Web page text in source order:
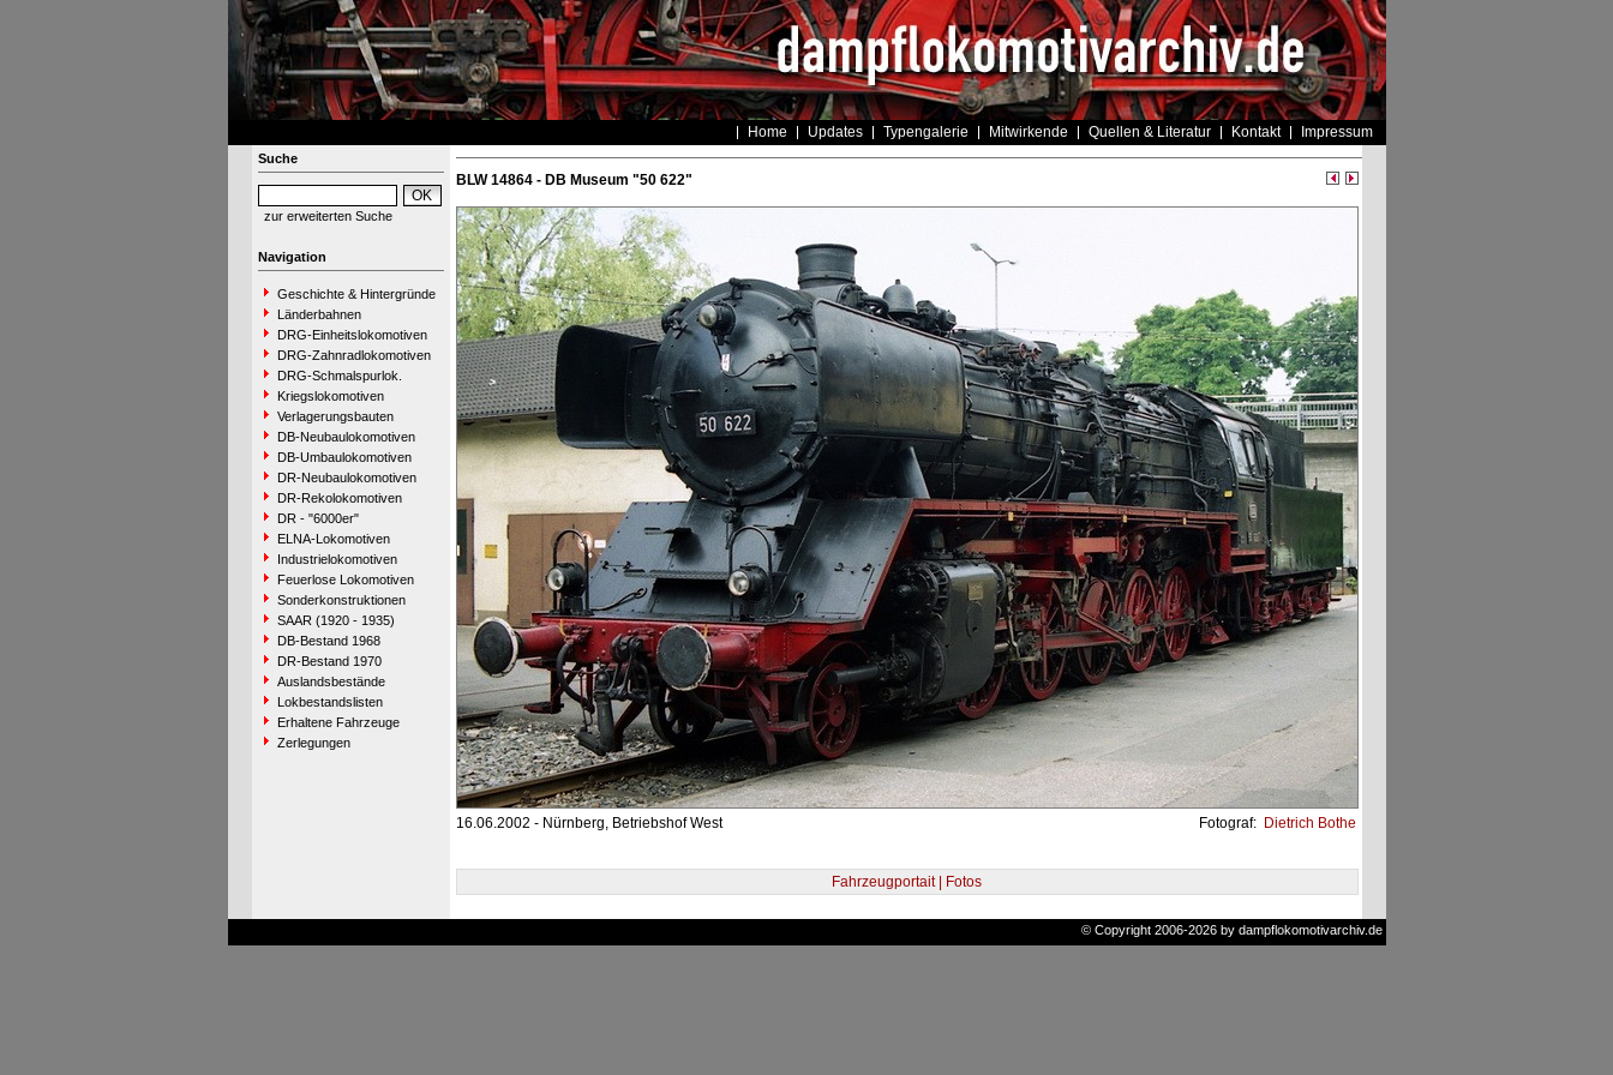
Home Updates Typengalerie Mitwirkende Quellen & Literatur Kontakt Impressum
Suche
zur erweiterten Suche
Navigation
Geschichte & Hintergründe
Länderbahnen
DRG-Einheitslokomotiven
DRG-Zahnradlokomotiven
DRG-Schmalspurlok.
Kriegslokomotiven
Verlagerungsbauten
DB-Neubaulokomotiven
DB-Umbaulokomotiven
DR-Neubaulokomotiven
DR-Rekolokomotiven
DR - "6000er"
ELNA-Lokomotiven
Industrielokomotiven
Feuerlose Lokomotiven
Sonderkonstruktionen
SAAR (1920 - 1935)
DB-Bestand 1968
DR-Bestand 1970
Auslandsbestände
Lokbestandslisten
Erhaltene Fahrzeuge
Zerlegungen
BLW 14864 - DB Museum "50 622"
16.06.2002 - Nürnberg, Betriebshof West Fotograf: Dietrich Bothe
Fahrzeugportait | Fotos
© Copyright 2006-2026 by dampflokomotivarchiv.de